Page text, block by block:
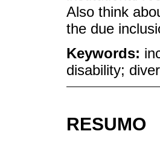
Also think
the due
Keywords:
disability;
RESUMO